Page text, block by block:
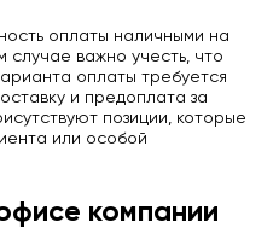
оплаты наличными на
случае важно учесть, что
оплаты требуется
и предоплата за
позиции, которые
или особой
компании